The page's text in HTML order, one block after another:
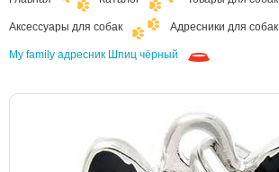
Аксессуары для собак Адресники для собак
My family адресник Шпиц чёрный